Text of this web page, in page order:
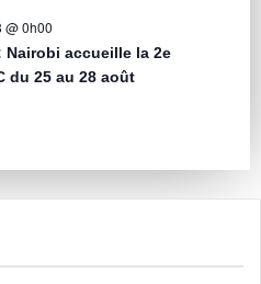
@ 0h00
Nairobi accueille la 2e
du 25 au 28 août